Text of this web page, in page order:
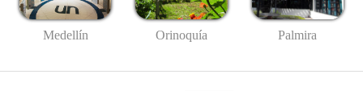
Medellín Orinoquía Palmira